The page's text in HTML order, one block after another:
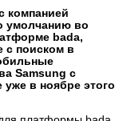
компанией
умолчанию во
bada,
с поиском в
Samsung с
в ноябре этого